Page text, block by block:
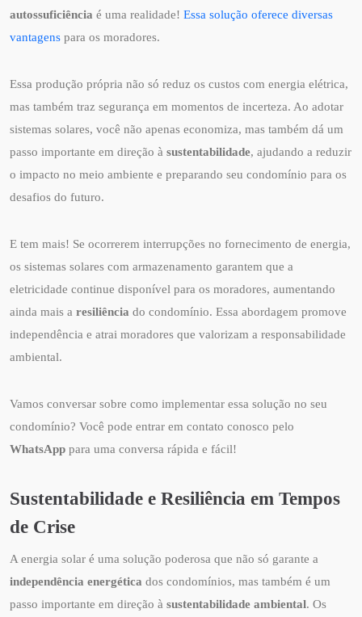
autossuficiência é uma realidade! Essa solução oferece diversas
vantagens para os moradores.
Essa produção própria não só reduz os custos com energia elétrica,
mas também traz segurança em momentos de incerteza. Ao adotar
sistemas solares, você não apenas economiza, mas também dá um
passo importante em direção à sustentabilidade, ajudando a reduzir
o impacto no meio ambiente e preparando seu condomínio para os
desafios do futuro.
E tem mais! Se ocorrerem interrupções no fornecimento de energia,
os sistemas solares com armazenamento garantem que a
eletricidade continue disponível para os moradores, aumentando
ainda mais a resiliência do condomínio. Essa abordagem promove
independência e atrai moradores que valorizam a responsabilidade
ambiental.
Vamos conversar sobre como implementar essa solução no seu
condomínio? Você pode entrar em contato conosco pelo
WhatsApp para uma conversa rápida e fácil!
Sustentabilidade e Resiliência em Tempos
de Crise
A energia solar é uma solução poderosa que não só garante a
independência energética dos condomínios, mas também é um
passo importante em direção à sustentabilidade ambiental. Os